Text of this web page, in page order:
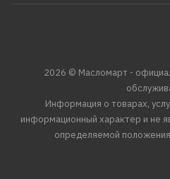
2026 © Масломарт -
Информация о товарах,
информационный характер и не
определяемой